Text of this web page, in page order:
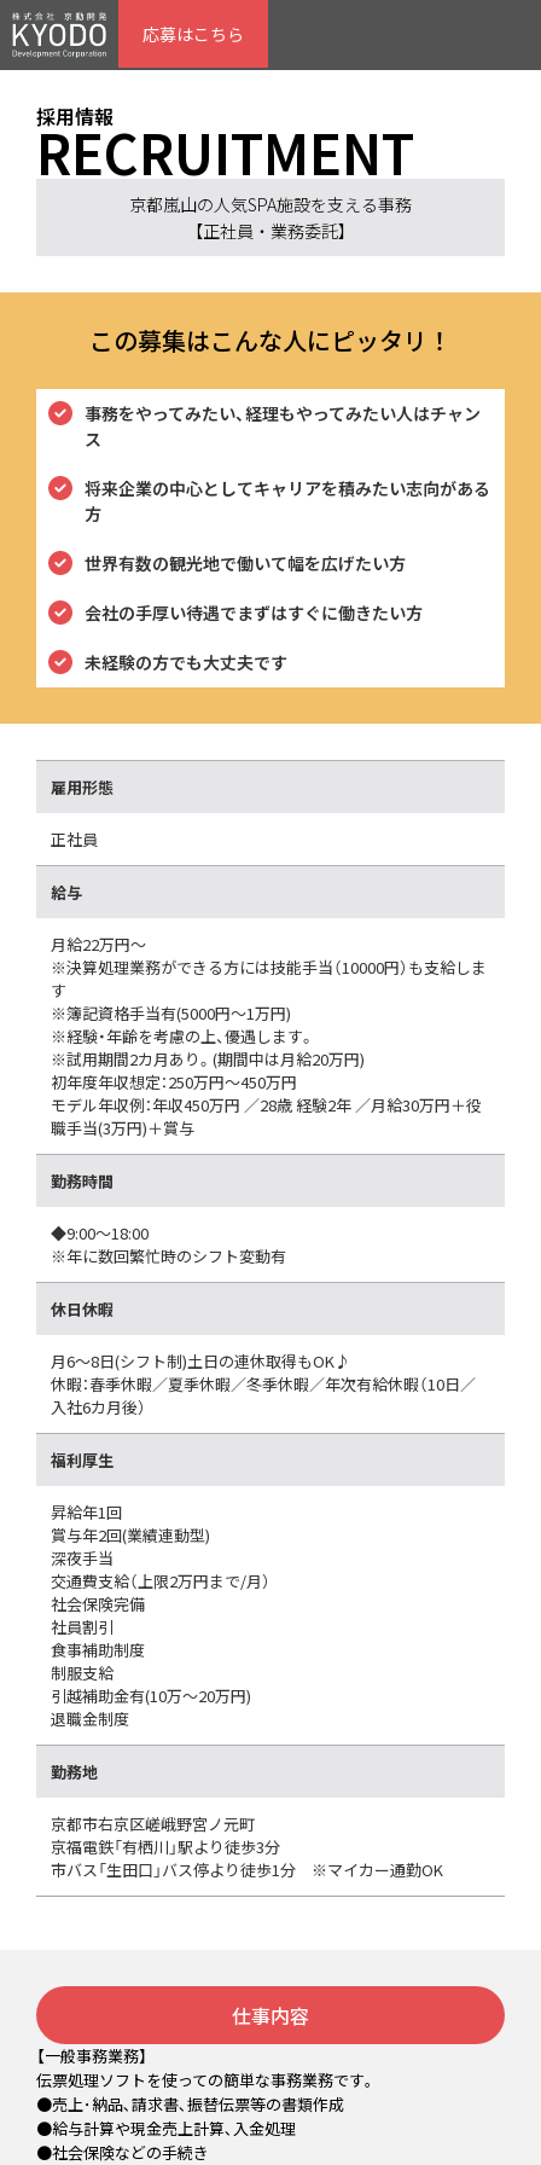
応募はこちら
採用情報
RECRUITMENT
京都嵐山の人気SPA施設を支える事務
【正社員・業務委託】
この募集はこんな人にピッタリ！
事務をやってみたい、経理もやってみたい人はチャン
ス
将来企業の中心としてキャリアを積みたい志向がある
方
世界有数の観光地で働いて幅を広げたい方
会社の手厚い待遇でまずはすぐに働きたい方
未経験の方でも大丈夫です
雇用形態
正社員
給与
月給22万円～
※決算処理業務ができる方には技能手当（10000円）も支給しま
す
※簿記資格手当有(5000円～1万円)
※経験・年齢を考慮の上、優遇します。
※試用期間2カ月あり。(期間中は月給20万円)
初年度年収想定：250万円～450万円
モデル年収例：年収450万円 ／28歳 経験2年 ／月給30万円＋役
職手当(3万円)＋賞与
勤務時間
◆9:00～18:00
※年に数回繁忙時のシフト変動有
休日休暇
月6～8日(シフト制)土日の連休取得もOK♪
休暇：春季休暇／夏季休暇／冬季休暇／年次有給休暇（10日／
入社6カ月後）
福利厚生
昇給年1回
賞与年2回(業績連動型)
深夜手当
交通費支給（上限2万円まで/月）
社会保険完備
社員割引
食事補助制度
制服支給
引越補助金有(10万～20万円)
退職金制度
勤務地
京都市右京区嵯峨野宮ノ元町
京福電鉄「有栖川」駅より徒歩3分
市バス「生田口」バス停より徒歩1分 ※マイカー通勤OK
仕事内容
【一般事務業務】
伝票処理ソフトを使っての簡単な事務業務です｡
●売上･納品､請求書､振替伝票等の書類作成
●給与計算や現金売上計算､入金処理
●社会保険などの手続き